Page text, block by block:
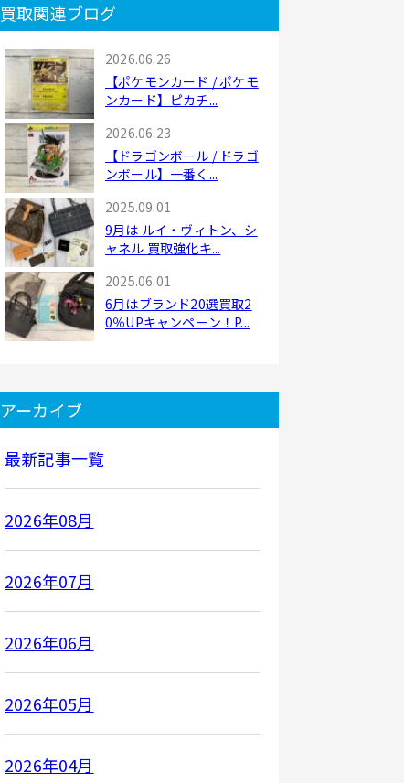
買取関連ブログ
2026.06.26
【ポケモンカード / ポケモ
ンカード】ピカチ...
2026.06.23
【ドラゴンボール / ドラゴ
ンボール】一番く...
2025.09.01
9月は ルイ・ヴィトン、シ
ャネル 買取強化キ...
2025.06.01
6月はブランド20選買取2
0％UPキャンペーン！P...
アーカイブ
最新記事一覧
2026年08月
2026年07月
2026年06月
2026年05月
2026年04月